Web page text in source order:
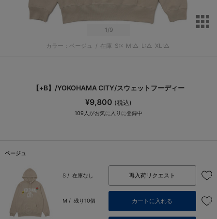
1 /9
カラー：ベージュ / 在庫 S:☓ M:△ L:△ XL:△
【+B】/YOKOHAMA CITY/スウェットフーディー
¥9,800 (税込)
109 人がお気に入りに登録中
ベージュ
S / 在庫なし 再入荷リクエスト
M / 残り10個 カートに入れる